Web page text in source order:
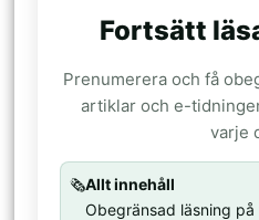
Fortsätt
Prenumerera och få
artiklar och e-
varje
🗞️Allt innehåll
Obegränsad läsning på